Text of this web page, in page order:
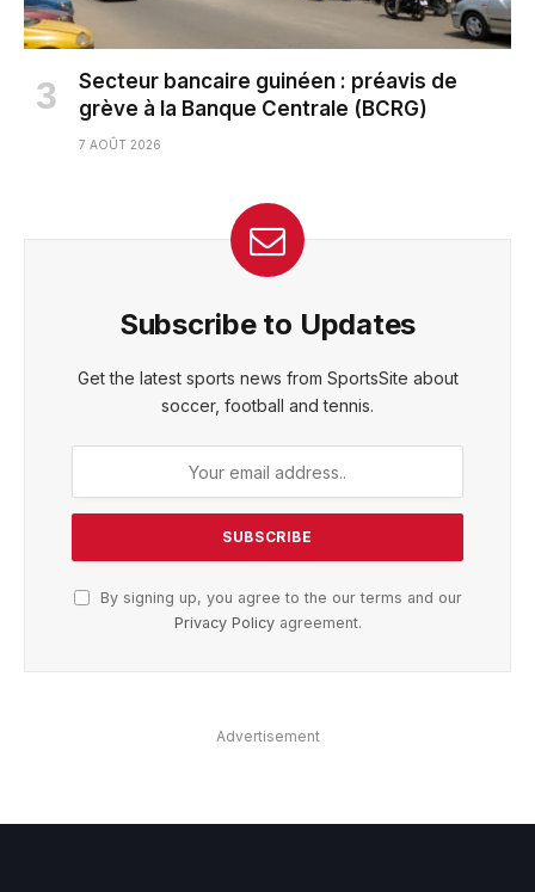
Secteur bancaire guinéen : préavis de
grève à la Banque Centrale (BCRG)
7 AOÛT 2026
Subscribe to Updates
Get the latest sports news from SportsSite about
soccer, football and tennis.
By signing up, you agree to the our terms and our
Privacy Policyagreement.
Advertisement